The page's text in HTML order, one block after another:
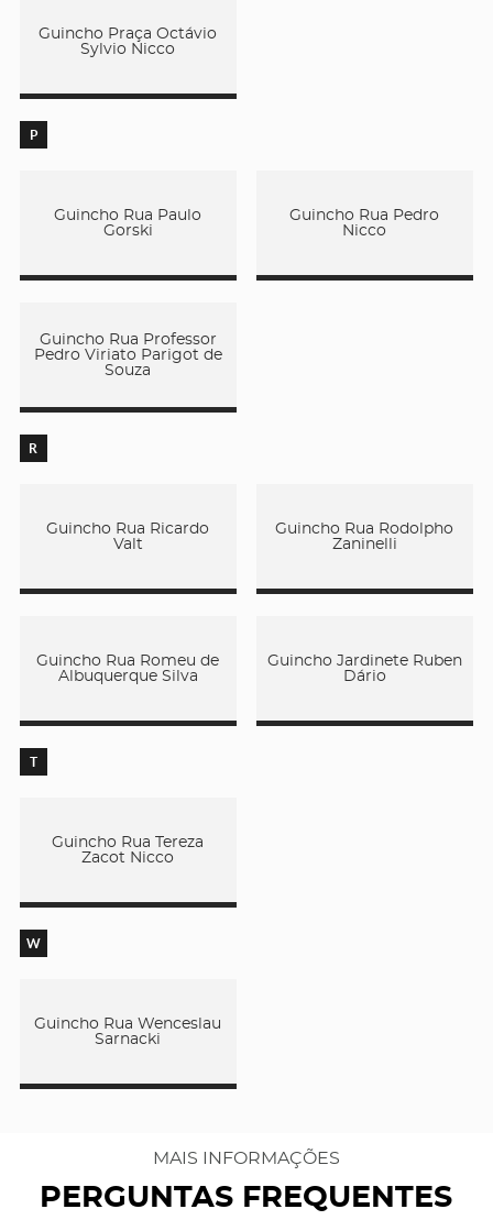
Guincho Praça Octávio
Sylvio Nicco
P
Guincho Rua Paulo
Gorski
Guincho Rua Pedro
Nicco
Guincho Rua Professor
Pedro Viriato Parigot de
Souza
R
Guincho Rua Ricardo
Valt
Guincho Rua Rodolpho
Zaninelli
Guincho Rua Romeu de
Albuquerque Silva
Guincho Jardinete Ruben
Dário
T
Guincho Rua Tereza
Zacot Nicco
W
Guincho Rua Wenceslau
Sarnacki
MAIS INFORMAÇÕES
PERGUNTAS FREQUENTES